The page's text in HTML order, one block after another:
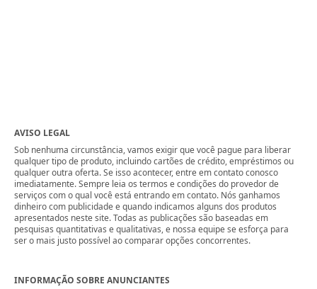
AVISO LEGAL
Sob nenhuma circunstância, vamos exigir que você pague para liberar
qualquer tipo de produto, incluindo cartões de crédito, empréstimos ou
qualquer outra oferta. Se isso acontecer, entre em contato conosco
imediatamente. Sempre leia os termos e condições do provedor de
serviços com o qual você está entrando em contato. Nós ganhamos
dinheiro com publicidade e quando indicamos alguns dos produtos
apresentados neste site. Todas as publicações são baseadas em
pesquisas quantitativas e qualitativas, e nossa equipe se esforça para
ser o mais justo possível ao comparar opções concorrentes.
INFORMAÇÃO SOBRE ANUNCIANTES